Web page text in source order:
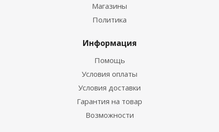
Магазины
Политика
Информация
Помощь
Условия оплаты
Условия доставки
Гарантия на товар
Возможности